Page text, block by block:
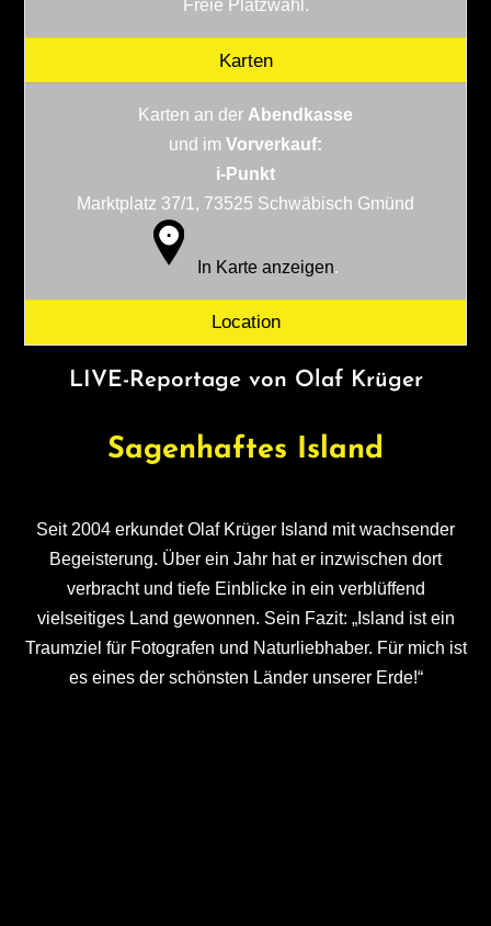
Freie Platzwahl.
Karten
Karten an der Abendkasse
und im Vorverkauf:
i-Punkt
Marktplatz 37/1, 73525 Schwäbisch Gmünd
In Karte anzeigen.
Location
LIVE-Reportage von Olaf Krüger
Sagenhaftes Island
Seit 2004 erkundet Olaf Krüger Island mit wachsender
Begeisterung. Über ein Jahr hat er inzwischen dort
verbracht und tiefe Einblicke in ein verblüffend
vielseitiges Land gewonnen. Sein Fazit: „Island ist ein
Traumziel für Fotografen und Naturliebhaber. Für mich ist
es eines der schönsten Länder unserer Erde!“